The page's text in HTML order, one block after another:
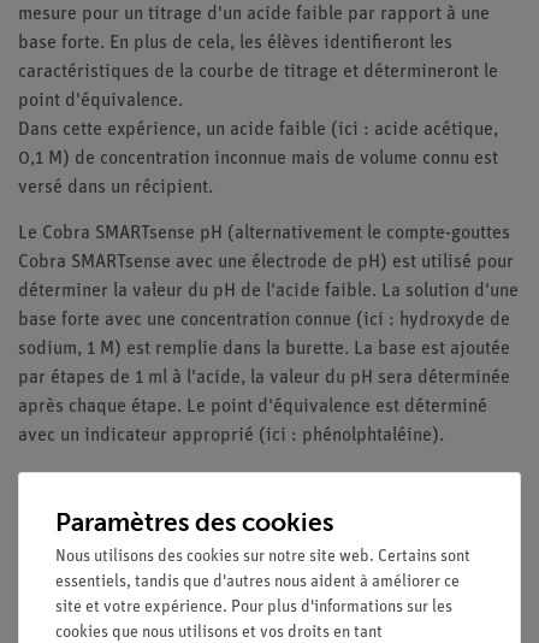
mesure pour un titrage d'un acide faible par rapport à une
base forte. En plus de cela, les élèves identifieront les
caractéristiques de la courbe de titrage et détermineront le
point d'équivalence.
Dans cette expérience, un acide faible (ici : acide acétique,
0,1 M) de concentration inconnue mais de volume connu est
versé dans un récipient.
Le Cobra SMARTsense pH (alternativement le compte-gouttes
Cobra SMARTsense avec une électrode de pH) est utilisé pour
déterminer la valeur du pH de l'acide faible. La solution d'une
base forte avec une concentration connue (ici : hydroxyde de
sodium, 1 M) est remplie dans la burette. La base est ajoutée
par étapes de 1 ml à l'acide, la valeur du pH sera déterminée
après chaque étape. Le point d'équivalence est déterminé
avec un indicateur approprié (ici : phénolphtaléine).
Avantages
Documentation de l'expérience disponible pour les
élèves et les enseignants : Temps de préparation
minimal
Paramètres des cookies
Nous utilisons des cookies sur notre site web. Certains sont
essentiels, tandis que d'autres nous aident à améliorer ce
site et votre expérience. Pour plus d'informations sur les
cookies que nous utilisons et vos droits en tant